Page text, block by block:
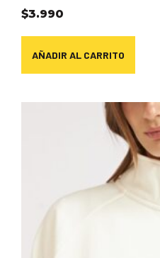
$3.990
AÑADIR AL CARRITO